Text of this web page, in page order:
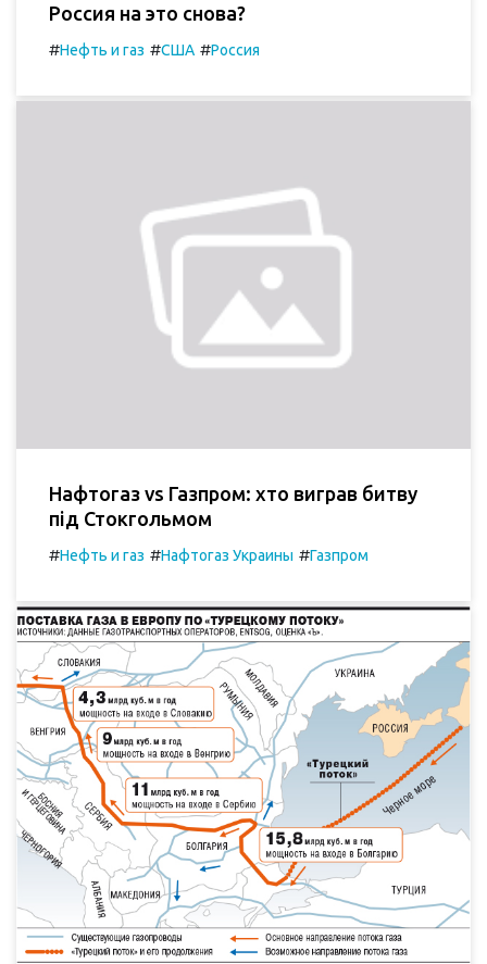
Россия на это снова?
#Нефть и газ #США #Россия
Нафтогаз vs Газпром: хто виграв битву
під Стокгольмом
#Нефть и газ #Нафтогаз Украины #Газпром